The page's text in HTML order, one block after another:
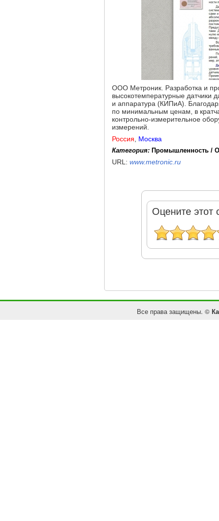
ООО Метроник. Разработка и
высокотемпературные датчики
и аппаратура (КИПиА).
по минимальным ценам, в
контрольно-измерительное
измерений.
Россия
Москва
Категория: Промышленность /
URL: www.metronic.ru
Оцените этот
Все права защищены. ©